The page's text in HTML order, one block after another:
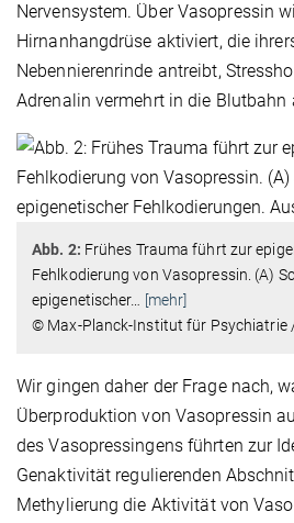
Nervensystem. Über Vasopressin
Hirnanhangdrüse aktiviert, die
Nebennierenrinde antreibt,
Adrenalin vermehrt in die Blutbahn
Abb. 2: Frühes Trauma führt zur
Fehlkodierung von Vasopressin. (A)
epigenetischer… [mehr]
© Max-Planck-Institut für Psychiatrie
Wir gingen daher der Frage nach,
Überproduktion von Vasopressin
des Vasopressingens führten zur
Genaktivität regulierenden
Methylierung die Aktivität von